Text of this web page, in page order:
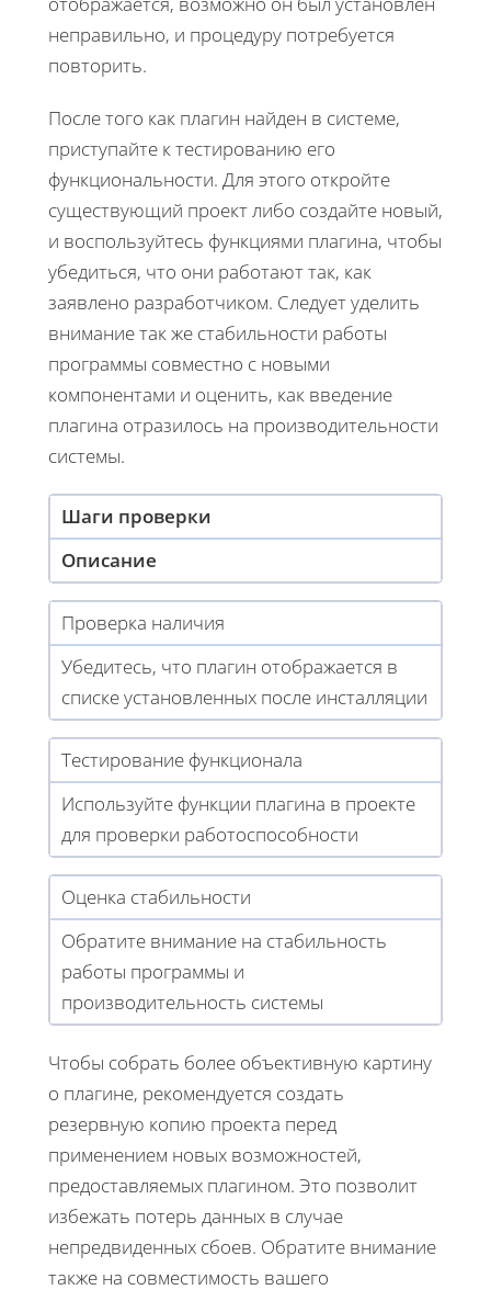
неправильно, и процедуру потребуется
повторить.
После того как плагин найден в системе,
приступайте к тестированию его
функциональности. Для этого откройте
существующий проект либо создайте новый,
и воспользуйтесь функциями плагина, чтобы
убедиться, что они работают так, как
заявлено разработчиком. Следует уделить
внимание так же стабильности работы
программы совместно с новыми
компонентами и оценить, как введение
плагина отразилось на производительности
системы.
Шаги проверки
Описание
Проверка наличия
Убедитесь, что плагин отображается в
списке установленных после инсталляции
Тестирование функционала
Используйте функции плагина в проекте
для проверки работоспособности
Оценка стабильности
Обратите внимание на стабильность
работы программы и
производительность системы
Чтобы собрать более объективную картину
о плагине, рекомендуется создать
резервную копию проекта перед
применением новых возможностей,
предоставляемых плагином. Это позволит
избежать потерь данных в случае
непредвиденных сбоев. Обратите внимание
также на совместимость вашего